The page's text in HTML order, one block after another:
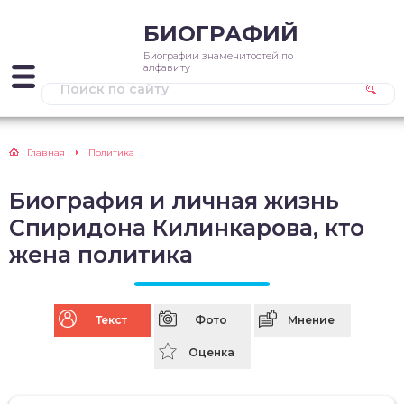
БИОГРАФИЙ
Биографии знаменитостей по
алфавиту
Главная Политика
Биография и личная жизнь
Спиридона Килинкарова, кто
жена политика
Текст Фото Мнение
Оценка